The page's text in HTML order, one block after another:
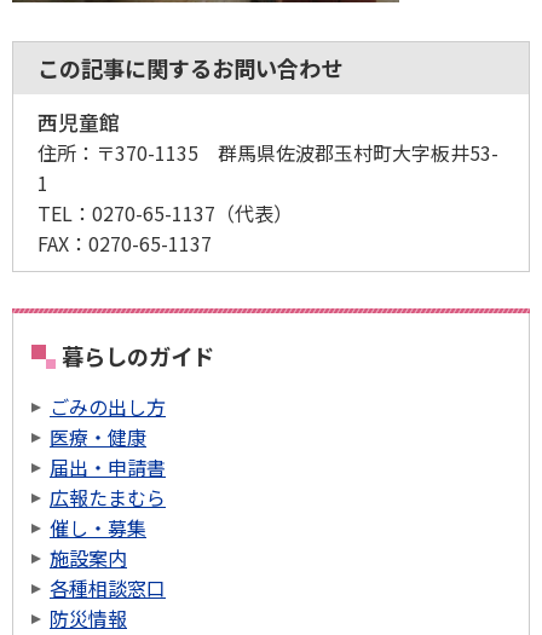
この記事に関するお問い合わせ
西児童館
住所： 〒370-1135 群馬県佐波郡玉村町大字板井53-
1
TEL： 0270-65-1137 （代表）
FAX： 0270-65-1137
暮らしのガイド
ごみの出し方
医療・健康
届出・申請書
広報たまむら
催し・募集
施設案内
各種相談窓口
防災情報